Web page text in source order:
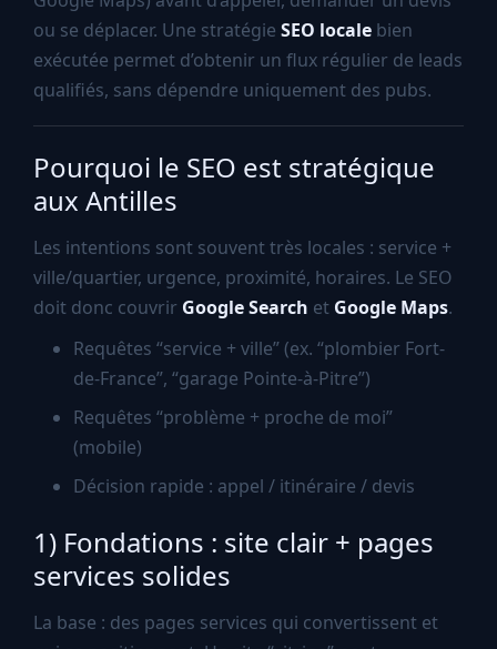
ou se déplacer. Une stratégie SEO locale bien
exécutée permet d’obtenir un flux régulier de leads
qualifiés, sans dépendre uniquement des pubs.
Pourquoi le SEO est stratégique
aux Antilles
Les intentions sont souvent très locales : service +
ville/quartier, urgence, proximité, horaires. Le SEO
doit donc couvrir Google Search et Google Maps.
Requêtes “service + ville” (ex. “plombier Fort-
de-France”, “garage Pointe-à-Pitre”)
Requêtes “problème + proche de moi”
(mobile)
Décision rapide : appel / itinéraire / devis
1) Fondations : site clair + pages
services solides
La base : des pages services qui convertissent et